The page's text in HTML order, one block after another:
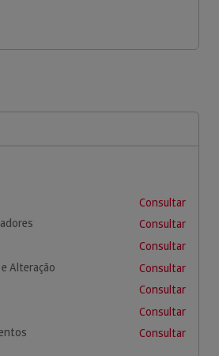
Consultar
Consultar
Consultar
Alteração
Consultar
Consultar
Consultar
Consultar